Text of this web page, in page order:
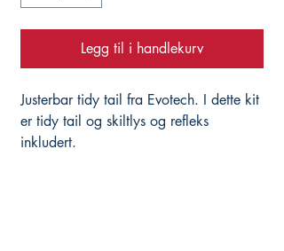
Legg til i handlekurv
Justerbar tidy tail fra Evotech. I dette kit
er tidy tail og skiltlys og refleks
inkludert.